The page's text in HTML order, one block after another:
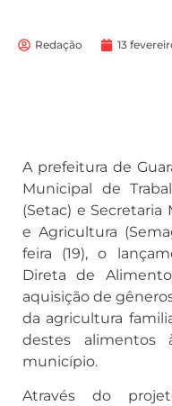
Redação 13
A prefeitura de
Municipal de
(Setac) e
e Agricultura
feira (19), o
Direta de
aquisição de
da agricultura
destes alimentos
município.
Através do